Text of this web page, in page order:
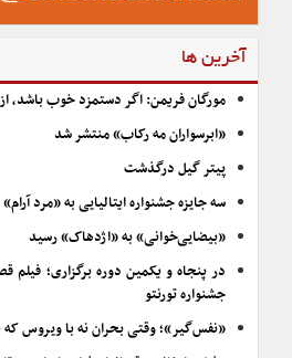
آخرین ها
مورگان فریمن: اگر دستمزد خوب باشد،
«ابرسواران مه رکاب» منتشر شد
پیتر گیل درگذشت
سه جایزه جشنواره ایتالیایی به «مرد
«بیضایی‌خوانی» به «اژدهاک» رسید
در پنجاه و یکمین دوره برگزاری؛
جشنواره تورنتو
«نفس‌گیر»؛ وقتی بحران نه با ویروس که